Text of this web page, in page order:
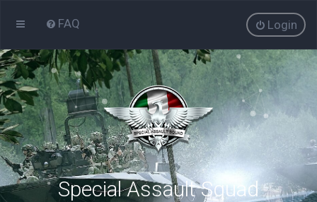
FAQ Login
Special Assault Squad